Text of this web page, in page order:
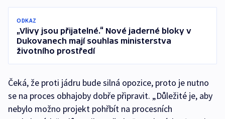
ODKAZ
„Vlivy jsou přijatelné.“ Nové jaderné bloky v
Dukovanech mají souhlas ministerstva
životního prostředí
Čeká, že proti jádru bude silná opozice, proto je nutno
se na proces obhajoby dobře připravit. „Důležité je, aby
nebylo možno projekt pohřbít na procesních